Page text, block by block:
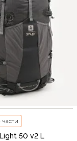
части
50 v2 L